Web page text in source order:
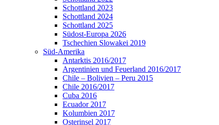
Schottland 2023
Schottland 2024
Schottland 2025
Südost-Europa 2026
Tschechien Slowakei 2019
Süd-Amerika
Antarktis 2016/2017
Argentinien und Feuerland 2016/2017
Chile – Bolivien – Peru 2015
Chile 2016/2017
Cuba 2016
Ecuador 2017
Kolumbien 2017
Osterinsel 2017